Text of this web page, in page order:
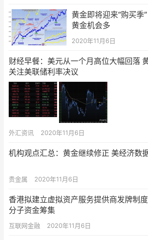
黄金即将迎来“购买季
黄金机会多
2020年11月6日
财经早餐：美元从一个月高位大幅回落
关注美联储利率决议
外汇资讯 2020年11月6日
机构观点汇总：黄金继续修正 美经济数
贵金属 2020年11月6日
香港拟建立虚拟资产服务提供商发牌制
分子资金筹集
互联网金融 2020年11月6日